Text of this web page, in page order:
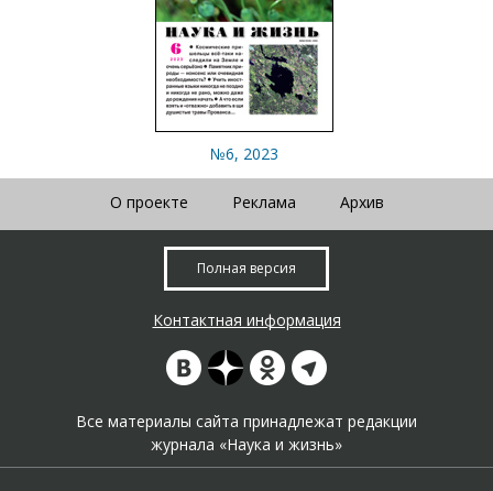
№6, 2023
О проекте Реклама Архив
Полная версия
Контактная информация
Все материалы сайта принадлежат редакции
журнала «Наука и жизнь»